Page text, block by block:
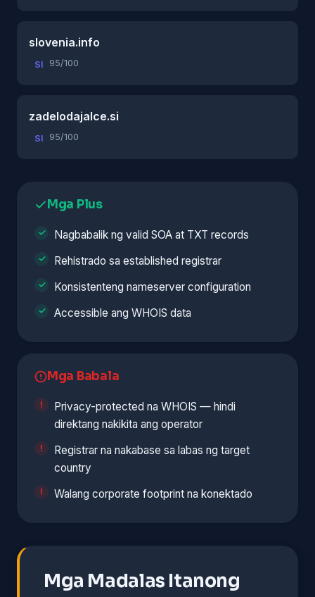
slovenia.info
SI 95/100
zadelodajalce.si
SI 95/100
Mga Plus
Nagbabalik ng valid SOA at TXT records
Rehistrado sa established registrar
Konsistenteng nameserver configuration
Accessible ang WHOIS data
Mga Babala
Privacy-protected na WHOIS — hindi
direktang nakikita ang operator
Registrar na nakabase sa labas ng target
country
Walang corporate footprint na konektado
Mga Madalas Itanong